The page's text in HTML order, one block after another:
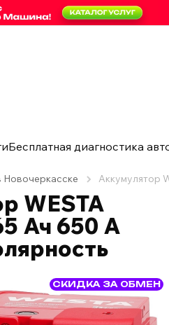
Бесплатная диагностика
Новочеркасске Аккумулятор
WESTA
Ач 650 А
СКИДКА ЗА ОБМЕН